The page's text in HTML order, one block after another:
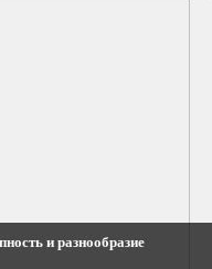
и разнообразие